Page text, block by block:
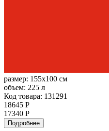
размер: 155x100 см
объем: 225 л
Код товара: 131291
18645 Р
17340 Р
Подробнее